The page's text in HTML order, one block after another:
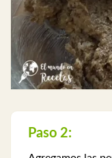
Paso 2: